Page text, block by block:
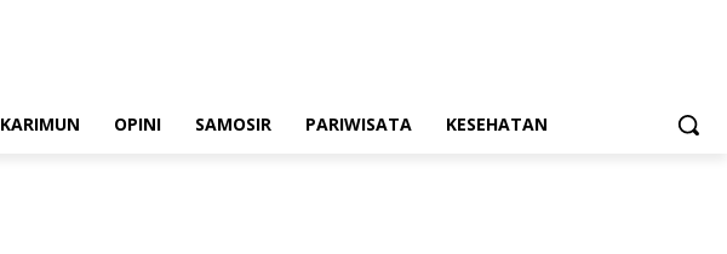
KARIMUN OPINI SAMOSIR PARIWISATA KESEHATAN